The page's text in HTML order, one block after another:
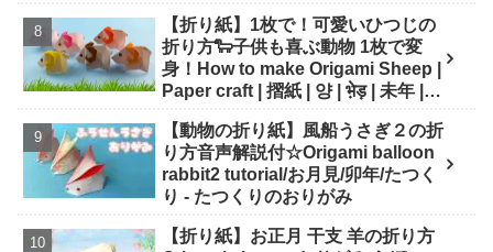
房あらき)
【折り紙】1枚で！可愛いひつじの
折り方🐑子供も喜ぶ動物 1枚で変
身！How to make Origami Sheep |
Paper craft | 摺紙 | 양 | भे़ड़ | 未年 |
【動物の折り紙】風船うさぎ２の折
り方音声解説付☆Origami balloon
rabbit2 tutorial/お月見/卯年/たつく
り - たつくりのおりがみ
【折り紙】お正月 干支 羊の折り方